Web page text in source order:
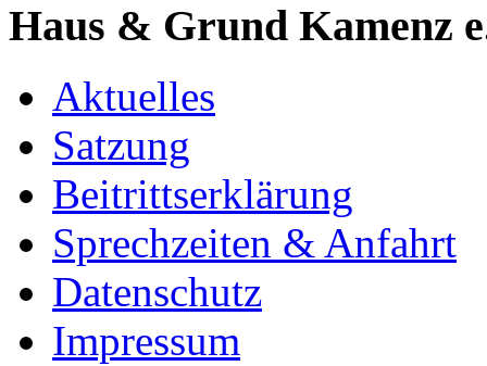
Haus & Grund Kamenz
Aktuelles
Satzung
Beitrittserklärung
Sprechzeiten & Anfahrt
Datenschutz
Impressum